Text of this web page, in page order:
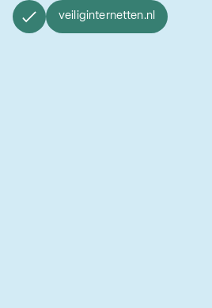
veiliginternetten.nl